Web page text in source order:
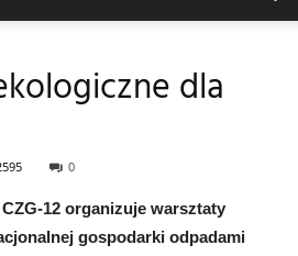
ekologiczna
Abrys
dla
0
12 organizuje warsztaty
gospodarki odpadami